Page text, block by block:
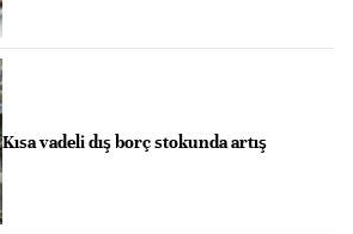
Kısa vadeli dış borç stokunda artış